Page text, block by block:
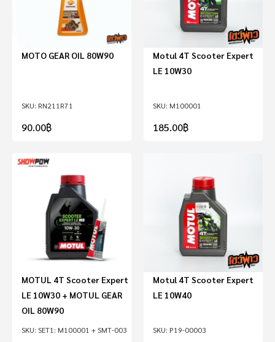
RN211R71
MOTO GEAR OIL 80W90
90.00฿
M100001
Motul 4T Scooter Expert
LE 10W30
185.00฿
SET1: M100001 + SMT-003
MOTUL 4T Scooter Expert
LE 10W30 + MOTUL GEAR
OIL 80W90
P19-00003
Motul 4T Scooter Expert
LE 10W40